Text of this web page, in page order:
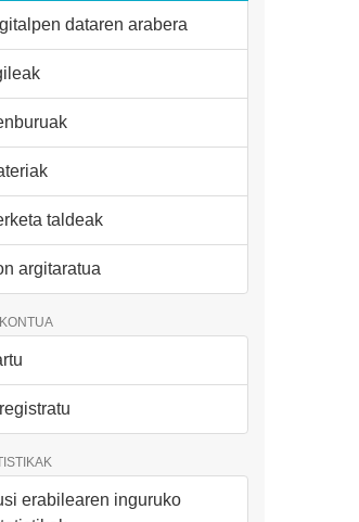
dataren arabera
taldeak
argitaratua
erabilearen inguruko